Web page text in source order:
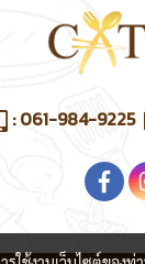
:061-984-9225